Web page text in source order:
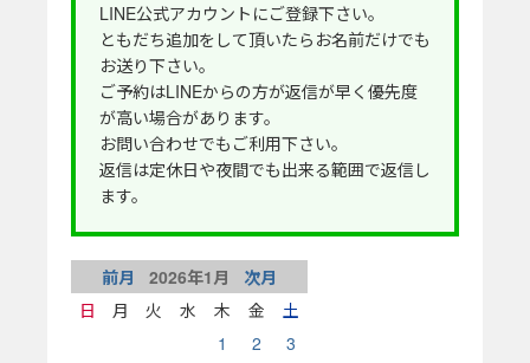
LINE公式アカウントにご登録下さい。
ともだち追加をして頂いたらお名前だけでも
お送り下さい。
ご予約はLINEからの方が返信が早く優先度
が高い場合があります。
お問い合わせでもご利用下さい。
返信は定休日や夜間でも出来る範囲で返信し
ます。
前月 2026年1月
次月
日
月 火 水 木 金
土
1
2
3